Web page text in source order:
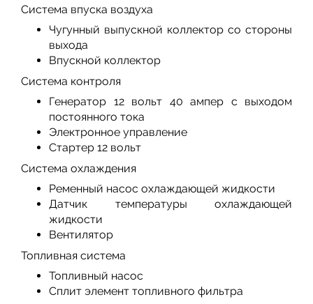
Система впуска воздуха
Чугунный выпускной коллектор со стороны
выхода
Впускной коллектор
Система контроля
Генератор 12 вольт 40 ампер с выходом
постоянного тока
Электронное управление
Стартер 12 вольт
Система охлаждения
Ременный насос охлаждающей жидкости
Датчик температуры охлаждающей
жидкости
Вентилятор
Топливная система
Топливный насос
Сплит элемент топливного фильтра